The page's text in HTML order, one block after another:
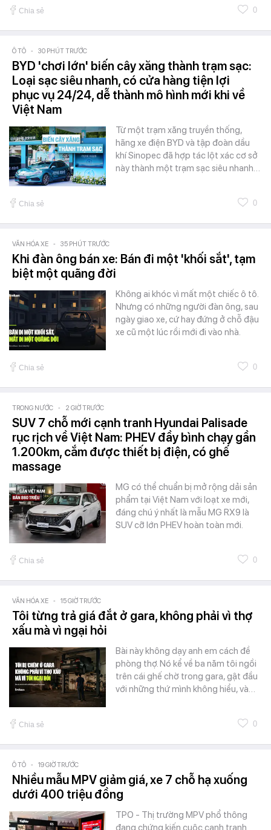
Chia sẻ 0
Ô TÔ - 30 PHÚT TRƯỚC
BYD 'chơi lớn' biến cây xăng thành trạm sạc:
Loại sạc siêu nhanh, có cửa hàng tiện lợi
phục vụ 24/24, dễ thành mô hình mới khi về
Việt Nam
Từ một trạm xăng truyền thống,
hãng xe điện BYD và tập đoàn dầu
khí Sinopec đã hợp tác lột xác cơ sở
này thành một trạm sạc siêu nhanh…
Chia sẻ 0
VĂN HÓA XE - 35 PHÚT TRƯỚC
Khi đàn ông bán xe: Bán đi một 'khối sắt', tạm
biệt một quãng đời
Không ai khóc vì mất một chiếc ô tô.
Nhưng có những người đàn ông, sau
ngày giao xe, cứ hay đứng ở chỗ đậu
xe cũ một lúc rồi mới đi vào nhà.
Chia sẻ 0
TRONG NƯỚC - 2 GIỜ TRƯỚC
SUV 7 chỗ mới cạnh tranh Hyundai Palisade
rục rịch về Việt Nam: PHEV đầy bình chạy gần
1.200km, cắm được thiết bị điện, có ghế
massage
MG có thể chuẩn bị mở rộng dải sản
phẩm tại Việt Nam với loạt xe mới,
đáng chú ý nhất là mẫu MG RX9 là
SUV cỡ lớn PHEV hoàn toàn mới.
Chia sẻ 0
VĂN HÓA XE - 15 GIỜ TRƯỚC
Tôi từng trả giá đắt ở gara, không phải vì thợ
xấu mà vì ngại hỏi
Bài này không dạy anh em cách đề
phòng thợ. Nó kể về ba năm tôi ngồi
trên cái ghế chờ trong gara, gật đầu
với những thứ mình không hiểu, và…
Chia sẻ 0
Ô TÔ - 19 GIỜ TRƯỚC
Nhiều mẫu MPV giảm giá, xe 7 chỗ hạ xuống
dưới 400 triệu đồng
TPO - Thị trường MPV phổ thông
đang chứng kiến cuộc cạnh tranh